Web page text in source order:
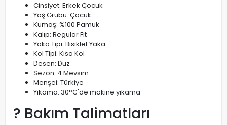
Cinsiyet: Erkek Çocuk
Yaş Grubu: Çocuk
Kumaş: %100 Pamuk
Kalıp: Regular Fit
Yaka Tipi: Bisiklet Yaka
Kol Tipi: Kısa Kol
Desen: Düz
Sezon: 4 Mevsim
Menşei: Türkiye
Yıkama: 30°C'de makine yıkama
? Bakım Talimatları